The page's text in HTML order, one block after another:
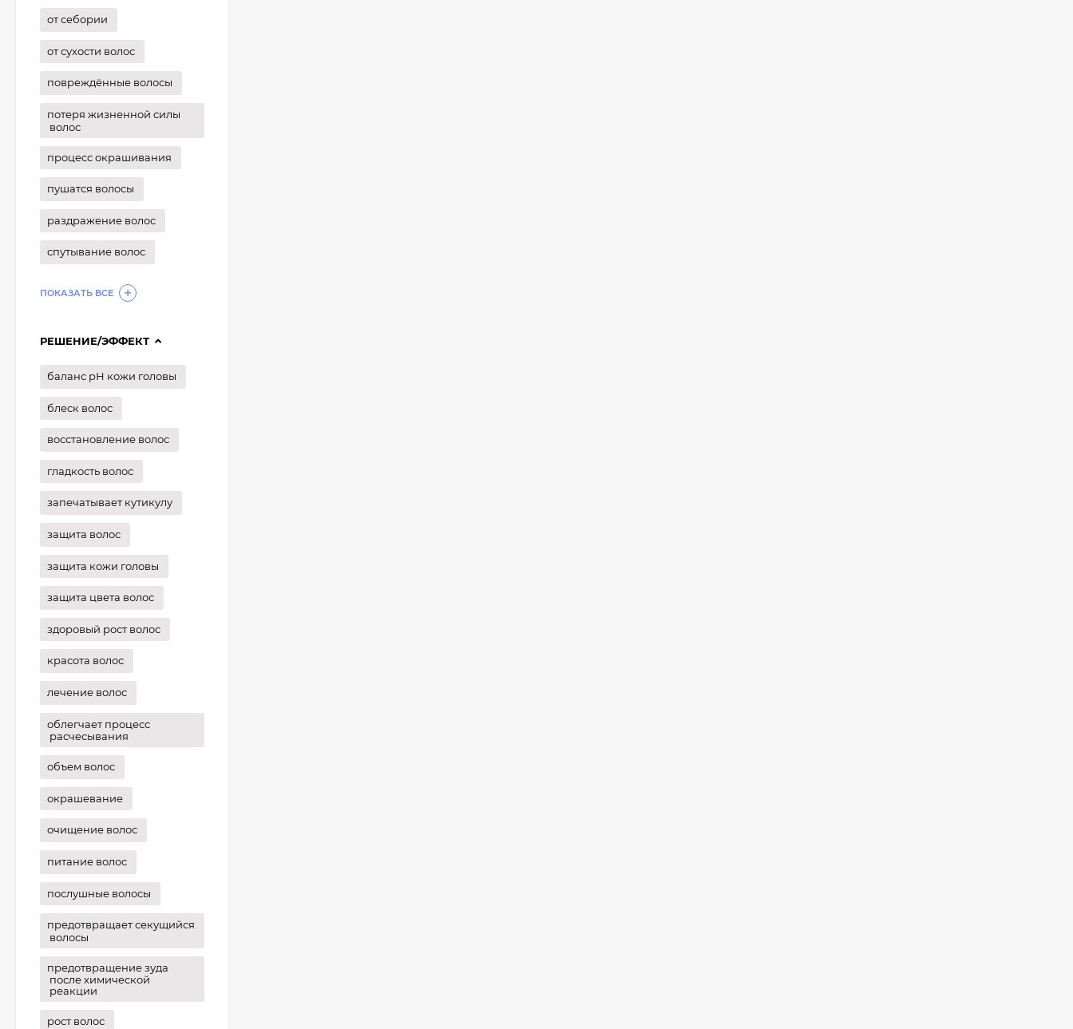
от себории
от сухости волос
повреждённые волосы
потеря жизненной силы
волос
процесс окрашивания
пушатся волосы
раздражение волос
спутывание волос
ПОКАЗАТЬ ВСЕ
РЕШЕНИЕ/ЭФФЕКТ
баланс рН кожи головы
блеск волос
восстановление волос
гладкость волос
запечатывает кутикулу
защита волос
защита кожи головы
защита цвета волос
здоровый рост волос
красота волос
лечение волос
облегчает процесс
расчесывания
объем волос
окрашевание
очищение волос
питание волос
послушные волосы
предотвращает секущийся
волосы
предотвращение зуда
после химической
реакции
рост волос